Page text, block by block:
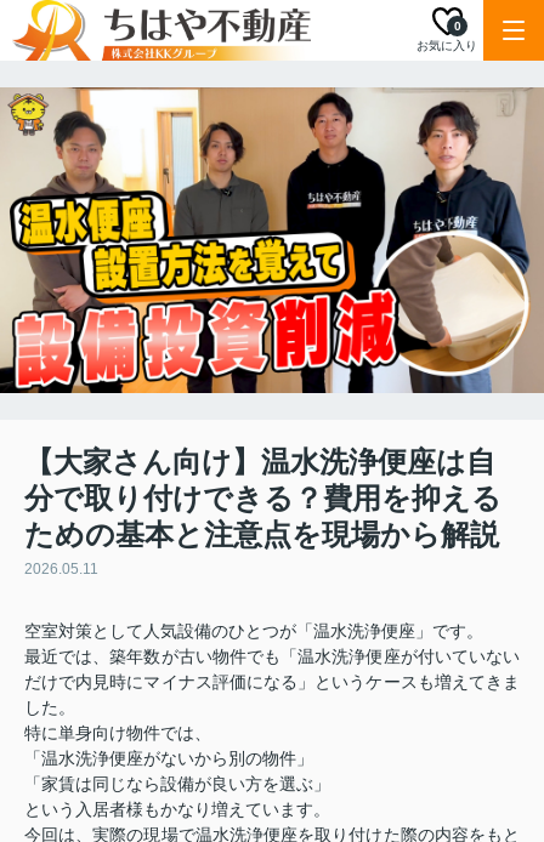
お気に入り
0
【大家さん向け】温水洗浄便座は自
分で取り付けできる？費用を抑える
ための基本と注意点を現場から解説
2026.05.11
空室対策として人気設備のひとつが「温水洗浄便座」です。
最近では、築年数が古い物件でも「温水洗浄便座が付いていない
だけで内見時にマイナス評価になる」というケースも増えてきま
した。
特に単身向け物件では、
「温水洗浄便座がないから別の物件」
「家賃は同じなら設備が良い方を選ぶ」
という入居者様もかなり増えています。
今回は、実際の現場で温水洗浄便座を取り付けた際の内容をもと